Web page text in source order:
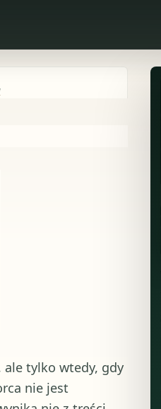
ale tylko wtedy, gdy
nie jest